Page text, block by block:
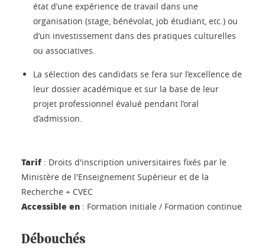
état d’une expérience de travail dans une
organisation (stage, bénévolat, job étudiant, etc.) ou
d’un investissement dans des pratiques culturelles
ou associatives.
La sélection des candidats se fera sur l’excellence de
leur dossier académique et sur la base de leur
projet professionnel évalué pendant l’oral
d’admission.
Tarif : Droits d'inscription universitaires fixés par le
Ministère de l'Enseignement Supérieur et de la
Recherche + CVEC
Accessible en : Formation initiale / Formation continue
Débouchés